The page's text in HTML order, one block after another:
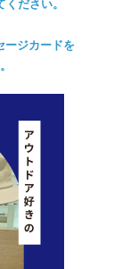
ださい。
ジカードを